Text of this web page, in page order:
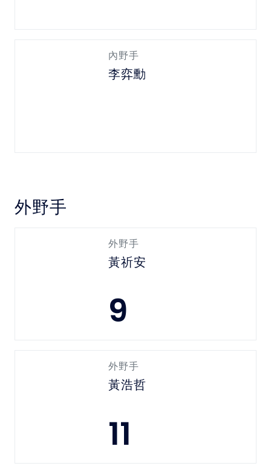
內野手
李弈勳
外野手
外野手
黃祈安
9
外野手
黃浩哲
11